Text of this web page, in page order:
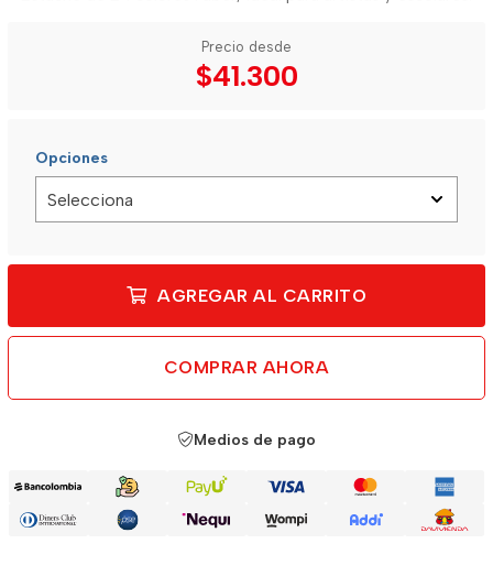
Precio desde
$41.300
Opciones
AGREGAR AL CARRITO
COMPRAR AHORA
Medios de pago